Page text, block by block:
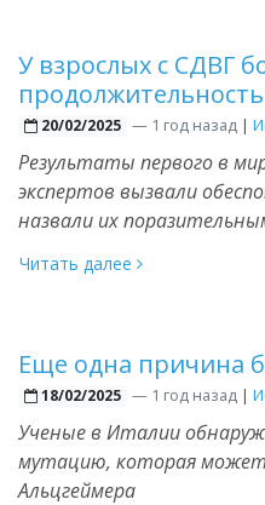
У взрослых с СДВГ
20/02/2025 —1 год назад |
Результаты первого в
экспертов вызвали
назвали их
Читать далее
Еще одна причина
18/02/2025 —1 год назад |
Ученые в Италии
мутацию, которая
Альцгеймера